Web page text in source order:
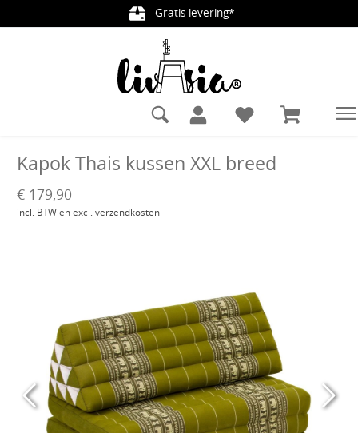
Gratis levering*
Kapok Thais kussen XXL breed
€ 179,90
incl. BTW en excl. verzendkosten